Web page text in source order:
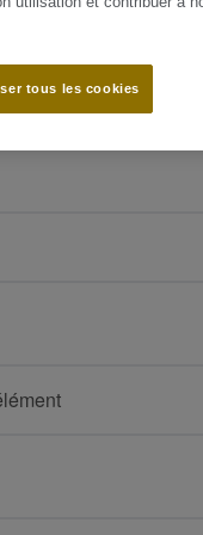
tous les cookies